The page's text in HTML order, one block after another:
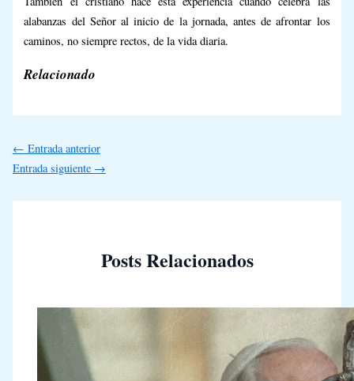
alabanzas del Señor al inicio de la jornada, antes de afrontar los
caminos, no siempre rectos, de la vida diaria.
Relacionado
← Entrada anterior
Entrada siguiente →
Posts Relacionados